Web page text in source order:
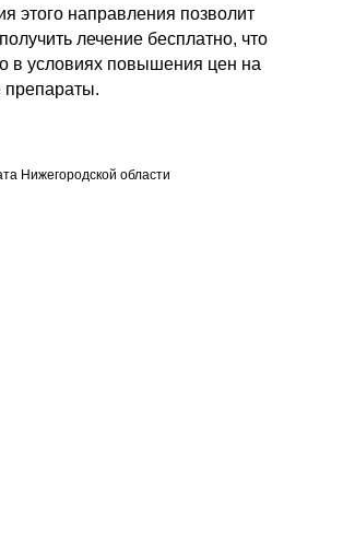
этого направления позволит
лечение бесплатно, что
в условиях повышения цен на
препараты.
Нижегородской области